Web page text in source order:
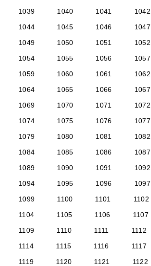
1039
1040 1041 1042
1044
1045 1046 1047
1049
1050 1051 1052
1054
1055 1056 1057
1059
1060 1061 1062
1064
1065 1066 1067
1069
1070 1071 1072
1074
1075 1076 1077
1079
1080 1081 1082
1084
1085 1086 1087
1089
1090 1091 1092
1094
1095 1096 1097
1099
1100 1101 1102
1104
1105 1106 1107
1109
1110 1111 1112
1114
1115 1116 1117
1119
1120 1121 1122